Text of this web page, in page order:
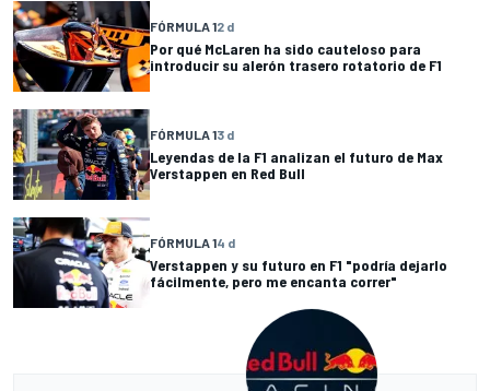
FÓRMULA 12 d
Por qué McLaren ha sido cauteloso para
introducir su alerón trasero rotatorio de F1
FÓRMULA 13 d
Leyendas de la F1 analizan el futuro de Max
Verstappen en Red Bull
FÓRMULA 14 d
Verstappen y su futuro en F1 "podría dejarlo
fácilmente, pero me encanta correr"